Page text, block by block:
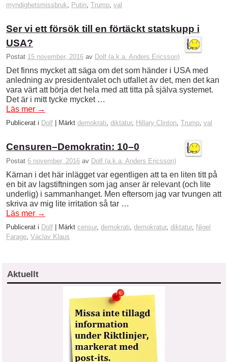
myndighetsmissbruk
Putin Trump val
Ser vi ett försök till en förtäckt statskupp i
USA?
Postat 15 november, 2016 av Dolf (a.k.a. Anders Ericsson)
Det finns mycket att säga om det som händer i USA med
anledning av presidentvalet och utfallet av det, men det kan
vara värt att börja det hela med att titta på själva systemet.
Det är i mitt tycke mycket …
Läs mer →
Publicerat i Dolf Märkt demokrati, diktatur, Hillary Clinton, Trump, val
Censuren–Demokratin: 10–0
Postat 6 november, 2016 av Dolf (a.k.a. Anders Ericsson)
Kärnan i det här inlägget var egentligen att ta en liten titt på
en bit av lagstiftningen som jag anser är relevant (och lite
underlig) i sammanhanget. Men eftersom jag var tvungen att
skriva av mig lite irritation så tar …
Läs mer →
Publicerat i Dolf Märkt censur, demokrati demokratur, diktatur, Nigel
Farage Václav Klaus
Aktuellt